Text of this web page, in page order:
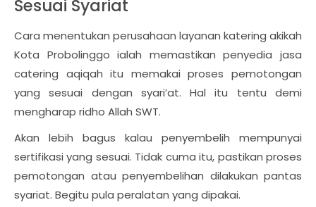
Sesuai Syariat
Cara menentukan perusahaan layanan katering akikah
Kota Probolinggo ialah memastikan penyedia jasa
catering aqiqah itu memakai proses pemotongan
yang sesuai dengan syari’at. Hal itu tentu demi
mengharap ridho Allah SWT.
Akan lebih bagus kalau penyembelih mempunyai
sertifikasi yang sesuai. Tidak cuma itu, pastikan proses
pemotongan atau penyembelihan dilakukan pantas
syariat. Begitu pula peralatan yang dipakai.